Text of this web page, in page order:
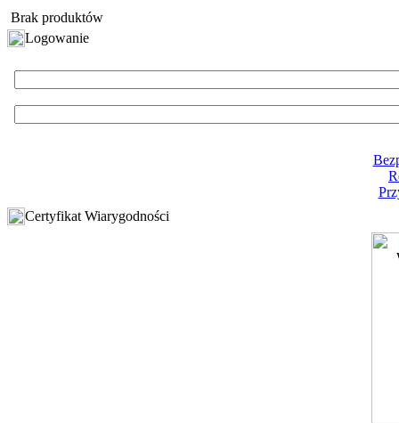
Brak produktów
Logowanie
Certyfikat Wiarygodności